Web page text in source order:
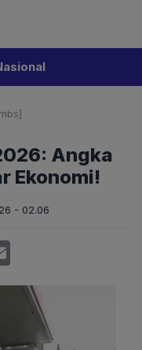
Angka
Ekonomi!
- 02.06